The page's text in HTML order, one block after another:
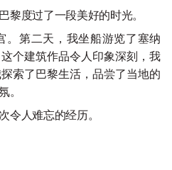
黎度过了一段美好的时光。
。第二天，我坐船游览了塞纳
个建筑作品令人印象深刻，我
索了巴黎生活，品尝了当地的
。
令人难忘的经历。